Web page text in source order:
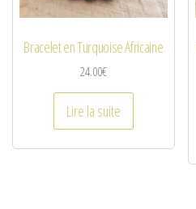
Bracelet en Turquoise Africaine
24.00€
Lire la suite